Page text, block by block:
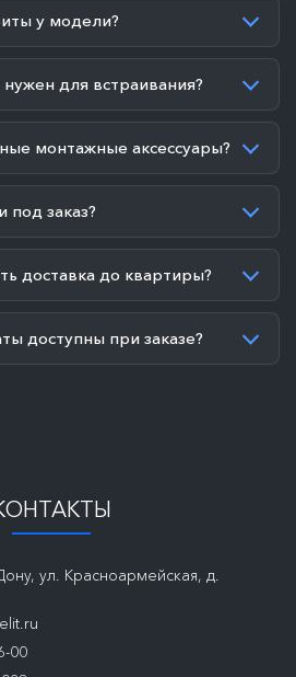
у модели?
для встраивания?
монтажные аксессуары?
под заказ?
доставка до квартиры?
доступны при заказе?
ул. Красноармейская, д.
00